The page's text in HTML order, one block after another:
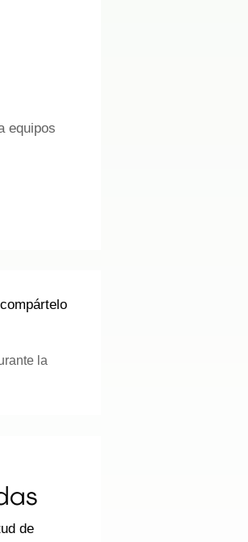
equipos
la
de